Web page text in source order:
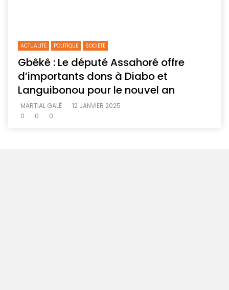
ACTUALITE POLITIQUE SOCIETE
Gbêkê : Le député Assahoré offre
d’importants dons à Diabo et
Languibonou pour le nouvel an
MARTIAL GALÉ
12 JANVIER 2025
0
0 0